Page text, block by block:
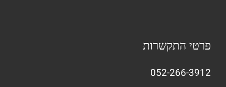
פרטי התקשרות
052-266-3912